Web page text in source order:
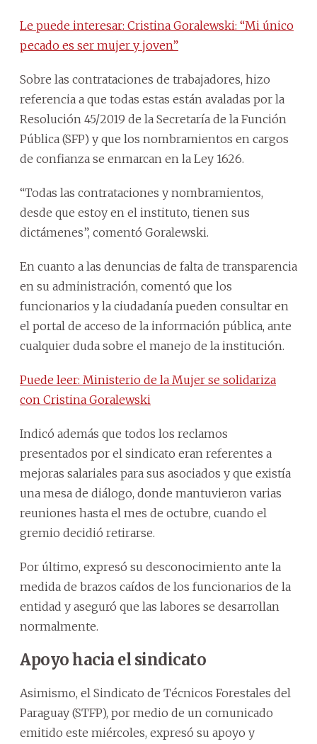
Le puede interesar: Cristina Goralewski: “Mi único
pecado es ser mujer y joven”
Sobre las contrataciones de trabajadores, hizo
referencia a que todas estas están avaladas por la
Resolución 45/2019 de la Secretaría de la Función
Pública (SFP) y que los nombramientos en cargos
de confianza se enmarcan en la Ley 1626.
“Todas las contrataciones y nombramientos,
desde que estoy en el instituto, tienen sus
dictámenes”, comentó Goralewski.
En cuanto a las denuncias de falta de transparencia
en su administración, comentó que los
funcionarios y la ciudadanía pueden consultar en
el portal de acceso de la información pública, ante
cualquier duda sobre el manejo de la institución.
Puede leer: Ministerio de la Mujer se solidariza
con Cristina Goralewski
Indicó además que todos los reclamos
presentados por el sindicato eran referentes a
mejoras salariales para sus asociados y que existía
una mesa de diálogo, donde mantuvieron varias
reuniones hasta el mes de octubre, cuando el
gremio decidió retirarse.
Por último, expresó su desconocimiento ante la
medida de brazos caídos de los funcionarios de la
entidad y aseguró que las labores se desarrollan
normalmente.
Apoyo hacia el sindicato
Asimismo, el Sindicato de Técnicos Forestales del
Paraguay (STFP), por medio de un comunicado
emitido este miércoles, expresó su apoyo y